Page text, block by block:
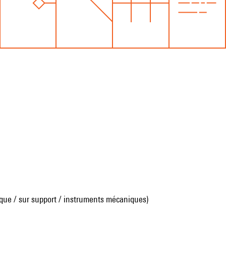
/ sur support / instruments mécaniques)